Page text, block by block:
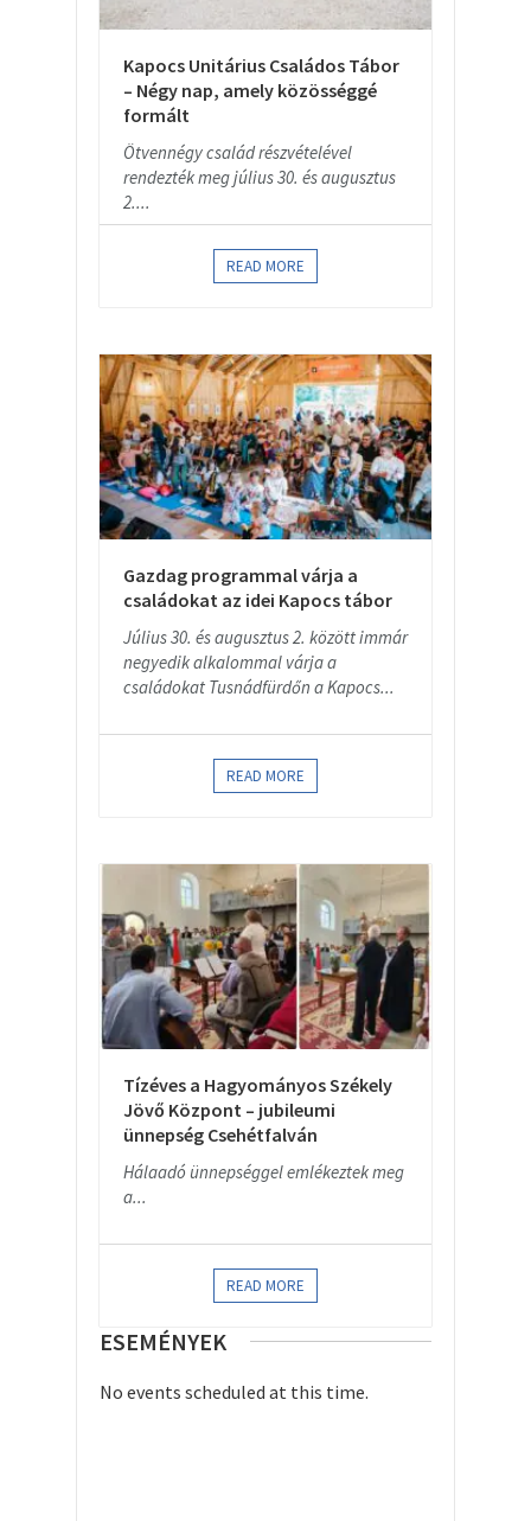
Kapocs Unitárius Családos Tábor
– Négy nap, amely közösséggé
formált
Ötvennégy család részvételével
rendezték meg július 30. és augusztus
2....
READ MORE
Gazdag programmal várja a
családokat az idei Kapocs tábor
Július 30. és augusztus 2. között immár
negyedik alkalommal várja a
családokat Tusnádfürdőn a Kapocs...
READ MORE
Tízéves a Hagyományos Székely
Jövő Központ – jubileumi
ünnepség Csehétfalván
Hálaadó ünnepséggel emlékeztek meg
a...
READ MORE
ESEMÉNYEK
No events scheduled at this time.